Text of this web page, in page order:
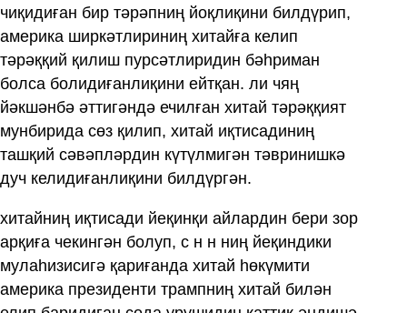
чиқидиған бир тәрәпниң йоқлиқини билдүрип,
америка ширкәтлириниң хитайға келип
тәрәққий қилиш пурсәтлиридин бәһриман
болса болидиғанлиқини ейтқан. ли чяң
йәкшәнбә әттигәндә ечилған хитай тәрәққият
мунбирида сөз қилип, хитай иқтисадиниң
ташқий сәвәпләрдин күтүлмигән тәвринишкә
дуч келидиғанлиқини билдүргән.
хитайниң иқтисади йеқинқи айлардин бери зор
арқиға чекингән болуп, с н н ниң йеқиндики
мулаһизисигә қариғанда хитай һөкүмити
америка президенти трампниң хитай билән